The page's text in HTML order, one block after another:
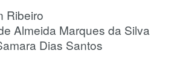
Ribeiro
Almeida Marques da Silva
Dias Santos